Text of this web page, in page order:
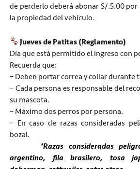
de perderlo deberá abonar S/.5.00
la propiedad del vehículo.
Jueves de Patitas (Reglamento)
Día que está permitido el ingreso con
Recuerda que:
– Deben portar correa y collar durante
– Cada persona es responsable del
su mascota.
– Máximo dos perros por persona.
– En caso de razas consideradas
bozal.
*Razas consideradas
argentino, fila brasilero, tosa